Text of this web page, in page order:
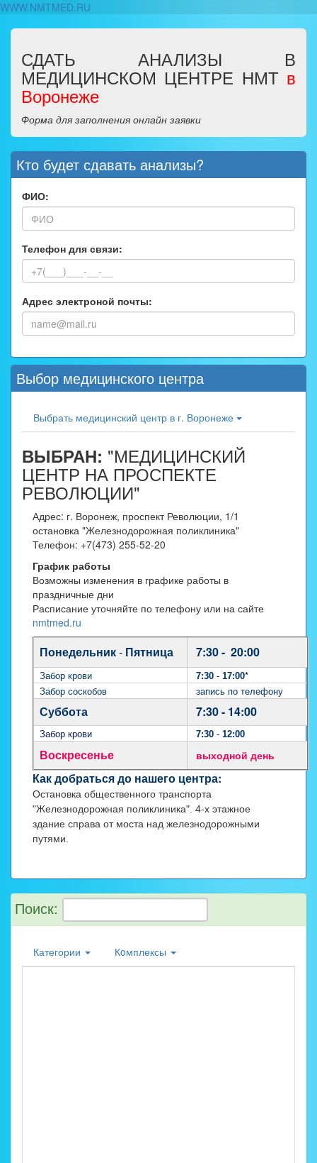
WWW.NMTMED.RU
СДАТЬ АНАЛИЗЫ В
МЕДИЦИНСКОМ ЦЕНТРЕ НМТ в
Воронеже
Форма для заполнения онлайн заявки
Кто будет сдавать анализы?
ФИО:
Телефон для связи:
Адрес электроной почты:
Выбор медицинского центра
Выбрать медицинский центр в г. Воронеже
ВЫБРАН: "МЕДИЦИНСКИЙ
ЦЕНТР НА ПРОСПЕКТЕ
РЕВОЛЮЦИИ"
Адрес: г. Воронеж, проспект Революции, 1/1
остановка "Железнодорожная поликлиника"
Телефон: +7(473) 255-52-20
График работы
Возможны изменения в графике работы в
праздничные дни
Расписание уточняйте по телефону или на сайте
nmtmed.ru
Понедельник - Пятница 7:30 - 20:00
Забор крови 7:30 - 17:00*
Забор соскобов запись по телефону
Суббота 7:30 - 14:00
Забор крови 7:30 - 12:00
Воскресенье выходной день
Как добраться до нашего центра:
Остановка общественного транспорта
"Железнодорожная поликлиника". 4-х этажное
здание справа от моста над железнодорожными
путями.
Поиск:
Категории Кoмплексы